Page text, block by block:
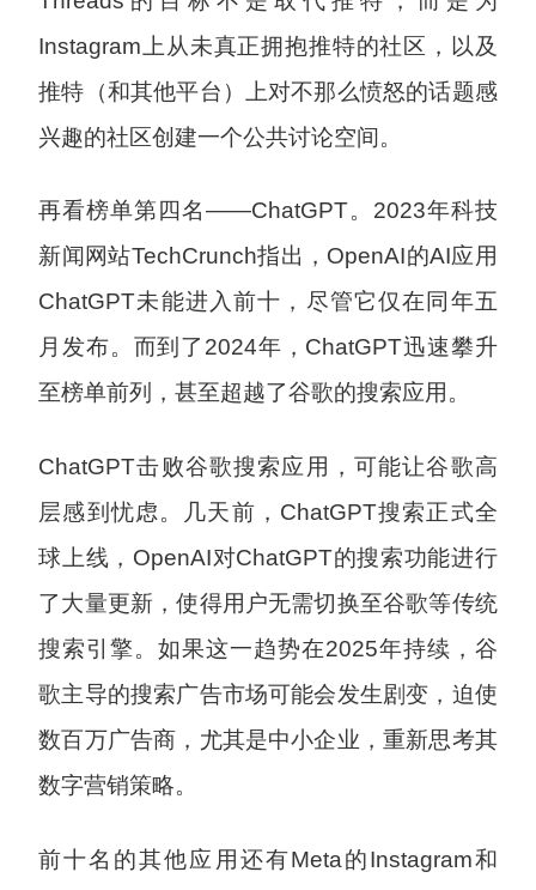
Instagram上从未真正拥抱推特的社区，以及
推特（和其他平台）上对不那么愤怒的话题感
兴趣的社区创建一个公共讨论空间。
再看榜单第四名——ChatGPT。2023年科技
新闻网站TechCrunch指出，OpenAI的AI应用
ChatGPT未能进入前十，尽管它仅在同年五
月发布。而到了2024年，ChatGPT迅速攀升
至榜单前列，甚至超越了谷歌的搜索应用。
ChatGPT击败谷歌搜索应用，可能让谷歌高
层感到忧虑。几天前，ChatGPT搜索正式全
球上线，OpenAI对ChatGPT的搜索功能进行
了大量更新，使得用户无需切换至谷歌等传统
搜索引擎。如果这一趋势在2025年持续，谷
歌主导的搜索广告市场可能会发生剧变，迫使
数百万广告商，尤其是中小企业，重新思考其
数字营销策略。
前十名的其他应用还有Meta的Instagram和